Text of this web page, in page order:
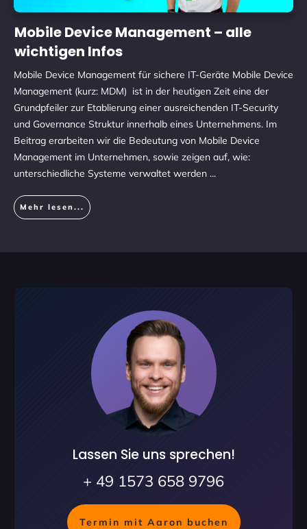
Mobile Device Management – alle
wichtigen Infos
Mobile Device Management für sichere IT-Geräte Mobile Device
Management (kurz: MDM) ist in der heutigen Zeit eine der
Grundpfeiler zur Etablierung einer ausreichenden IT-Security
und Governance Struktur innerhalb eines Unternehmens. Im
Beitrag erarbeiten wir die Bedeutung von Mobile Device
Management im Unternehmen, sowie zeigen auf, wie:
unterschiedliche Systeme verwaltet werden ...
Mehr lesen...
Lassen Sie uns sprechen!
+ 49 1573 658 9796
Termin mit Aaron buchen